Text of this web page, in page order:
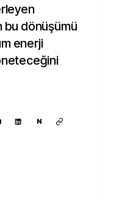
bu dönüşümü
enerji
N